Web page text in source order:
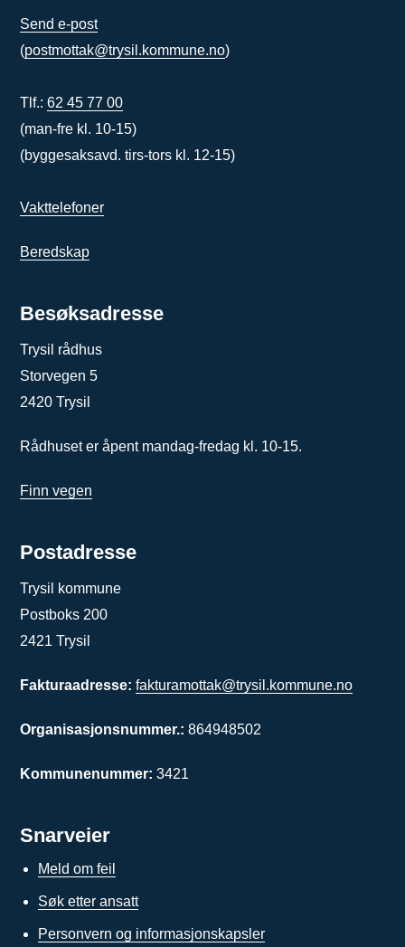
Send e-post
(postmottak@trysil.kommune.no)
Tlf.:62 45 77 00
(man-fre kl. 10-15)
(byggesaksavd. tirs-tors kl. 12-15)
Vakttelefoner
Beredskap
Besøksadresse
Trysil rådhus
Storvegen 5
2420 Trysil
Rådhuset er åpent mandag-fredag kl. 10-15.
Finn vegen
Postadresse
Trysil kommune
Postboks 200
2421 Trysil
Fakturaadresse:fakturamottak@trysil.kommune.no
Organisasjonsnummer.:864948502
Kommunenummer: 3421
Snarveier
Meld om feil
Søk etter ansatt
Personvern og informasjonskapsler